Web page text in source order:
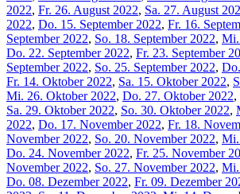
2022, Fr. 26. August 2022, Sa. 27. August
2022, Do. 15. September 2022, Fr. 16.
September 2022, So. 18. September 2022, Mi.
Do. 22. September 2022, Fr. 23. September
September 2022, So. 25. September 2022,
Fr. 14. Oktober 2022, Sa. 15. Oktober 2022,
Mi. 26. Oktober 2022, Do. 27. Oktober 2022,
Sa. 29. Oktober 2022, So. 30. Oktober 2022,
2022, Do. 17. November 2022, Fr. 18.
November 2022, So. 20. November 2022, Mi.
Do. 24. November 2022, Fr. 25. November
November 2022, So. 27. November 2022, Mi.
Do. 08. Dezember 2022, Fr. 09. Dezember